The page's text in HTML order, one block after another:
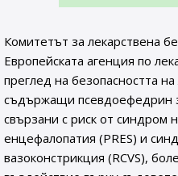
Комитетът за лекарствена
Европейската агенция по
преглед на безопасността
съдържащи псевдоефедрин
свързани с риск от синдром
енцефалопатия (PRES) и
вазоконстрикция (RCVS),